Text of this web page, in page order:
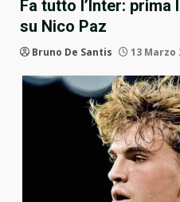
Fa tutto l’Inter: prima
su Nico Paz
Bruno De Santis 13 Marzo